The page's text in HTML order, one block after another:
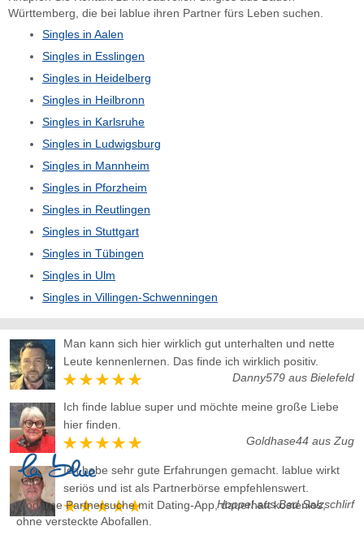
Württemberg, die bei lablue ihren Partner fürs Leben suchen.
Singles in Aalen
Singles in Esslingen
Singles in Heidelberg
Singles in Heilbronn
Singles in Karlsruhe
Singles in Ludwigsburg
Singles in Mannheim
Singles in Pforzheim
Singles in Reutlingen
Singles in Stuttgart
Singles in Tübingen
Singles in Ulm
Singles in Villingen-Schwenningen
Man kann sich hier wirklich gut unterhalten und nette
Leute kennenlernen. Das finde ich wirklich positiv.
Danny579 aus Bielefeld
Ich finde lablue super und möchte meine große Liebe
hier finden.
Goldhase44 aus Zug
Ich habe sehr gute Erfahrungen gemacht. lablue wirkt
seriös und ist als Partnerbörse empfehlenswert.
Hoppel aus Bad Salzschlirf
Moderne Partnersuche mit Dating-App, dauerhaft kostenlos,
ohne versteckte Abofallen.